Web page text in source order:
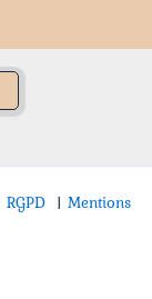
RGPD | Mentions